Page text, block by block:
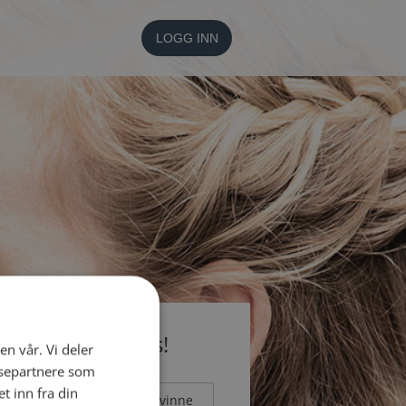
LOGG INN
medlem gratis!
Mann Kvinne
vår. Vi deler
som
inn fra din